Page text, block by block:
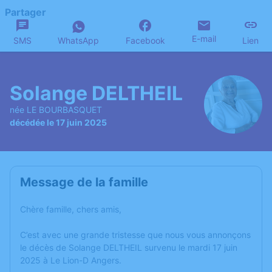
Partager
SMS WhatsApp Facebook E-mail Lien
Solange DELTHEIL
née LE BOURBASQUET
décédée le 17 juin 2025
Message de la famille
Chère famille, chers amis,
C’est avec une grande tristesse que nous vous annonçons
le décès de Solange DELTHEIL survenu le mardi 17 juin
2025 à Le Lion-D Angers.